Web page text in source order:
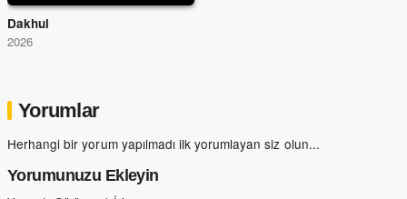
Dakhul
2026
Yorumlar
Herhangi bir yorum yapılmadı ilk yorumlayan siz olun...
Yorumunuzu Ekleyin